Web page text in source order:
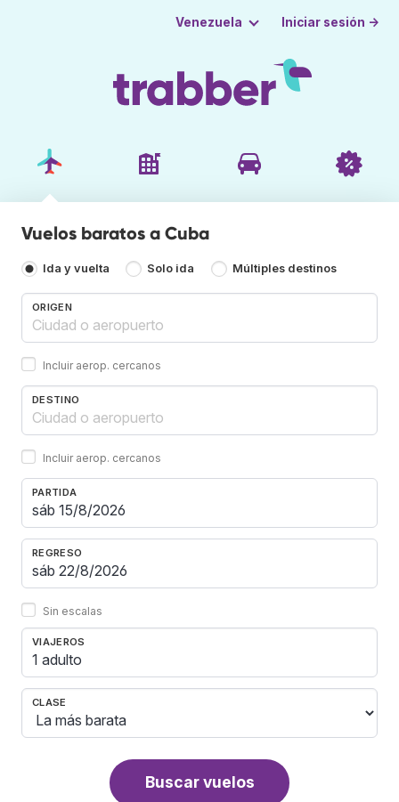
Venezuela Iniciar sesión →
Vuelos baratos a Cuba
Ida y vuelta Solo ida Múltiples destinos
ORIGEN
Incluir aerop. cercanos
DESTINO
Incluir aerop. cercanos
PARTIDA
REGRESO
Sin escalas
VIAJEROS
1 adulto
CLASE
Buscar vuelos